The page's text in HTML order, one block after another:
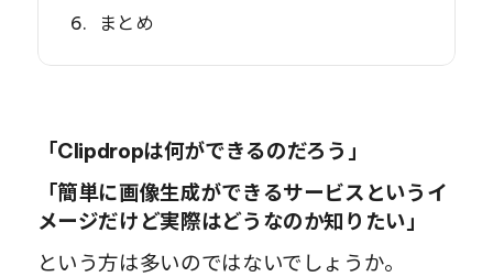
まとめ
「Clipdropは何ができるのだろう」
「簡単に画像生成ができるサービスというイ
メージだけど実際はどうなのか知りたい」
という方は多いのではないでしょうか。